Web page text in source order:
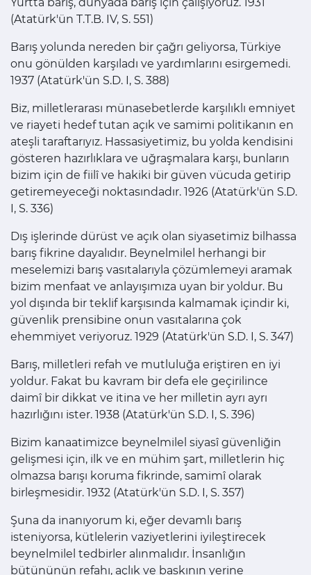
(Atatürk'ün T.T.B. IV, S. 551)
Barış yolunda nereden bir çağrı geliyorsa, Türkiye
onu gönülden karşıladı ve yardımlarını esirgemedi.
1937 (Atatürk'ün S.D. I, S. 388)
Biz, milletlerarası münasebetlerde karşılıklı emniyet
ve riayeti hedef tutan açık ve samimi politikanın en
ateşli taraftarıyız. Hassasiyetimiz, bu yolda kendisini
gösteren hazırlıklara ve uğraşmalara karşı, bunların
bizim için de fiilî ve hakiki bir güven vücuda getirip
getiremeyeceği noktasındadır. 1926 (Atatürk'ün S.D.
I, S. 336)
Dış işlerinde dürüst ve açık olan siyasetimiz bilhassa
barış fikrine dayalıdır. Beynelmilel herhangi bir
meselemizi barış vasıtalarıyla çözümlemeyi aramak
bizim menfaat ve anlayışımıza uyan bir yoldur. Bu
yol dışında bir teklif karşısında kalmamak içindir ki,
güvenlik prensibine onun vasıtalarına çok
ehemmiyet veriyoruz. 1929 (Atatürk'ün S.D. I, S. 347)
Barış, milletleri refah ve mutluluğa eriştiren en iyi
yoldur. Fakat bu kavram bir defa ele geçirilince
daimî bir dikkat ve itina ve her milletin ayrı ayrı
hazırlığını ister. 1938 (Atatürk'ün S.D. I, S. 396)
Bizim kanaatimizce beynelmilel siyasî güvenliğin
gelişmesi için, ilk ve en mühim şart, milletlerin hiç
olmazsa barışı koruma fikrinde, samimî olarak
birleşmesidir. 1932 (Atatürk'ün S.D. I, S. 357)
Şuna da inanıyorum ki, eğer devamlı barış
isteniyorsa, kütlelerin vaziyetlerini iyileştirecek
beynelmilel tedbirler alınmalıdır. İnsanlığın
bütününün refahı, açlık ve baskının yerine